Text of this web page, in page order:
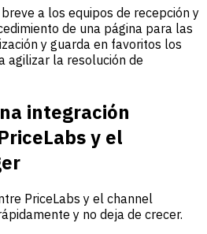
a los equipos de recepción y
de una página para las
y guarda en favoritos los
agilizar la resolución de
integración
y el
PriceLabs y el channel
y no deja de crecer.